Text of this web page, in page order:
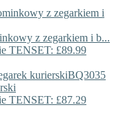
z zegarkiem i b...
TENSET: £89.99
BQ3035
TENSET: £87.29